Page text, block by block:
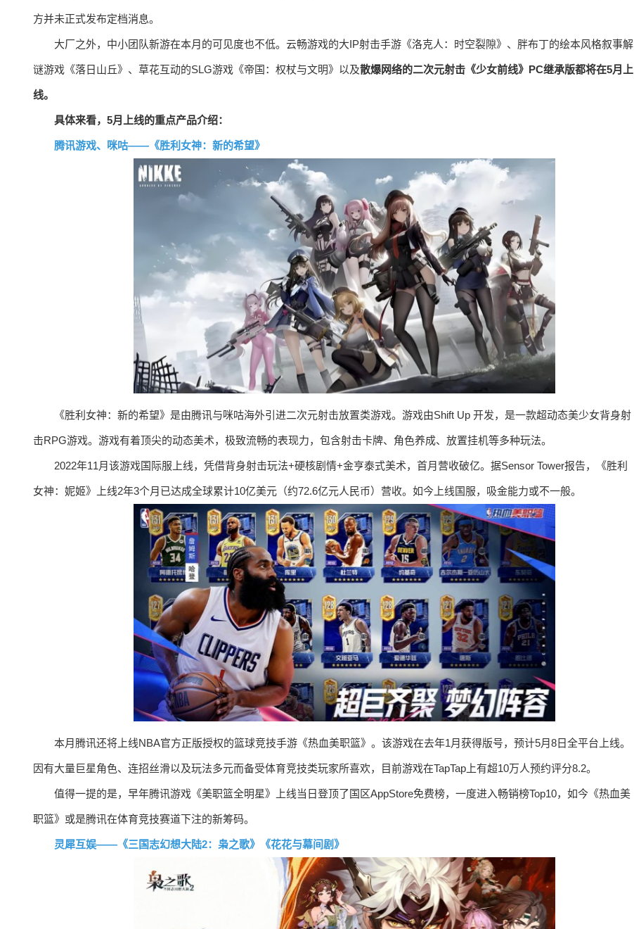
方并未正式发布定档消息。
大厂之外，中小团队新游在本月的可见度也不低。云畅游戏的大IP射击手游《洛克人：时空裂隙》、胖布丁的绘本风格叙事解
谜游戏《落日山丘》、草花互动的SLG游戏《帝国：权杖与文明》以及散爆网络的二次元射击《少女前线》PC继承版都将在5月上
线。
具体来看，5月上线的重点产品介绍：
腾讯游戏、咪咕——《胜利女神：新的希望》
《胜利女神：新的希望》是由腾讯与咪咕海外引进二次元射击放置类游戏。游戏由Shift Up 开发，是一款超动态美少女背身射
击RPG游戏。游戏有着顶尖的动态美术，极致流畅的表现力，包含射击卡牌、角色养成、放置挂机等多种玩法。
2022年11月该游戏国际服上线，凭借背身射击玩法+硬核剧情+金亨泰式美术，首月营收破亿。据Sensor Tower报告，《胜利
女神：妮姬》上线2年3个月已达成全球累计10亿美元（约72.6亿元人民币）营收。如今上线国服，吸金能力或不一般。
本月腾讯还将上线NBA官方正版授权的篮球竞技手游《热血美职篮》。该游戏在去年1月获得版号，预计5月8日全平台上线。
因有大量巨星角色、连招丝滑以及玩法多元而备受体育竞技类玩家所喜欢，目前游戏在TapTap上有超10万人预约评分8.2。
值得一提的是，早年腾讯游戏《美职篮全明星》上线当日登顶了国区AppStore免费榜，一度进入畅销榜Top10，如今《热血美
职篮》或是腾讯在体育竞技赛道下注的新筹码。
灵犀互娱——《三国志幻想大陆2：枭之歌》《花花与幕间剧》